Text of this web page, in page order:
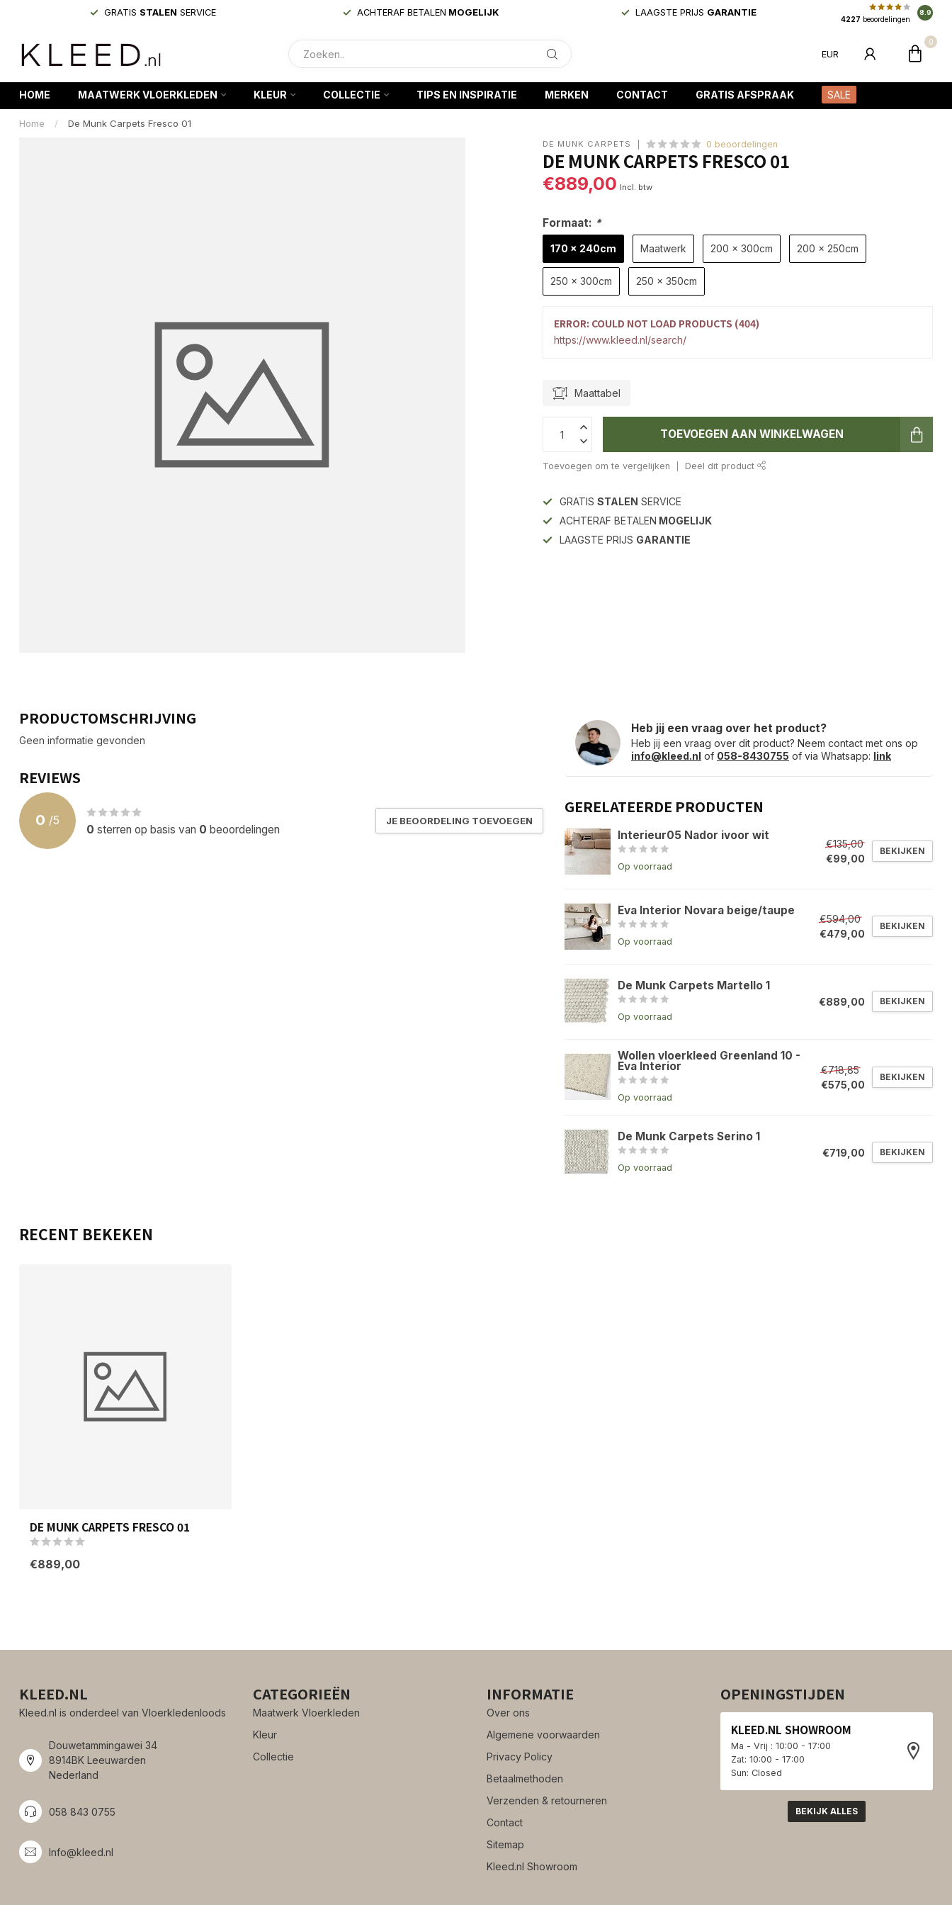
GRATIS STALEN SERVICE ACHTERAF BETALEN MOGELIJK LAAGSTE PRIJS GARANTIE
4227 beoordelingen
8.9
EUR
0
HOME MAATWERK VLOERKLEDEN KLEUR COLLECTIE TIPS EN INSPIRATIE MERKEN CONTACT GRATIS AFSPRAAK SALE
Home / De Munk Carpets Fresco 01
DE MUNK CARPETS 0 beoordelingen
DE MUNK CARPETS FRESCO 01
€889,00 Incl. btw
Formaat: *
170 x 240cm Maatwerk 200 x 300cm 200 x 250cm
250 x 300cm 250 x 350cm
ERROR: COULD NOT LOAD PRODUCTS (404)
https://www.kleed.nl/search/
Maattabel
TOEVOEGEN AAN WINKELWAGEN
Toevoegen om te vergelijken Deel dit product
GRATISSTALEN SERVICE
ACHTERAF BETALEN MOGELIJK
LAAGSTE PRIJS GARANTIE
PRODUCTOMSCHRIJVING
Geen informatie gevonden
REVIEWS
0 /5
0 sterren op basis van 0 beoordelingen
JE BEOORDELING TOEVOEGEN
Heb jij een vraag over het product?
Heb jij een vraag over dit product? Neem contact met ons op
info@kleed.nl of 058-8430755 of via Whatsapp: link
GERELATEERDE PRODUCTEN
Interieur05 Nador ivoor wit
Op voorraad
€135,00
€99,00
BEKIJKEN
Eva Interior Novara beige/taupe
Op voorraad
€594,00
€479,00
BEKIJKEN
De Munk Carpets Martello 1
Op voorraad
€889,00 BEKIJKEN
Wollen vloerkleed Greenland 10 -
Eva Interior
Op voorraad
€718,85
€575,00
BEKIJKEN
De Munk Carpets Serino 1
Op voorraad
€719,00 BEKIJKEN
RECENT BEKEKEN
DE MUNK CARPETS FRESCO 01
€889,00
KLEED.NL
Kleed.nl is onderdeel van Vloerkledenloods
Douwetammingawei 34
8914BK Leeuwarden
Nederland
058 843 0755
Info@kleed.nl
CATEGORIEËN
Maatwerk Vloerkleden
Kleur
Collectie
INFORMATIE
Over ons
Algemene voorwaarden
Privacy Policy
Betaalmethoden
Verzenden & retourneren
Contact
Sitemap
Kleed.nl Showroom
OPENINGSTIJDEN
KLEED.NL SHOWROOM
Ma - Vrij : 10:00 - 17:00
Zat: 10:00 - 17:00
Sun: Closed
BEKIJK ALLES